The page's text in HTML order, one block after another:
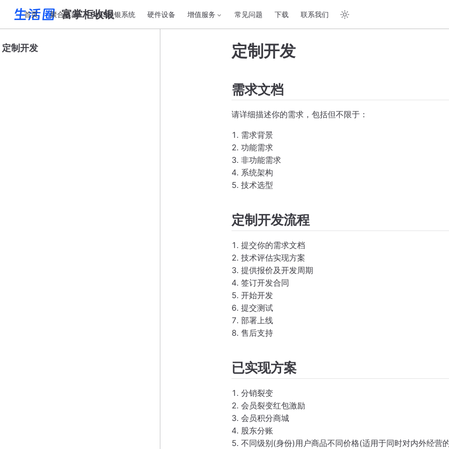
富掌柜收银
首页 聚合收款 SaaS收银系统 硬件设备 增值服务 常见问题 下载 联系我们
定制开发 定制开发
需求文档
请详细描述你的需求，包括但不限于：
需求背景
功能需求
非功能需求
系统架构
技术选型
定制开发流程
提交你的需求文档
技术评估实现方案
提供报价及开发周期
签订开发合同
开始开发
提交测试
部署上线
售后支持
已实现方案
分销裂变
会员裂变红包激励
会员积分商城
股东分账
不同级别(身份)用户商品不同价格(适用于同时对内外经营